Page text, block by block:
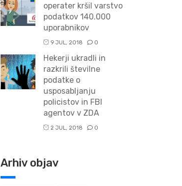
operater kršil varstvo
podatkov 140.000
uporabnikov
9 JUL, 2018 0
Hekerji ukradli in
razkrili številne
podatke o
usposabljanju
policistov in FBI
agentov v ZDA
2 JUL, 2018 0
Arhiv objav